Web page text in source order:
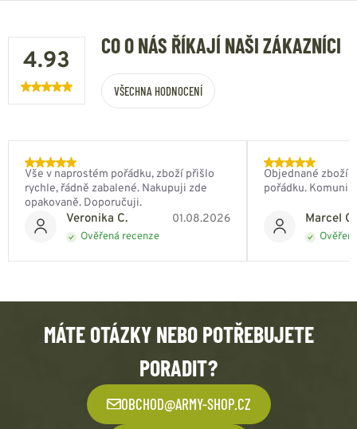
4.93
CO O NÁS ŘÍKAJÍ NAŠI ZÁKAZNÍCI
VŠECHNA HODNOCENÍ
Veronika C. 01.08.2026
Ověřená recenze
Vše v naprostém pořádku, zboží přišlo
rychle, řádně zabalené. Nakupuji zde
opakovaně. Doporučuji.
Marcel
Objednané zboží
pořádku.
MÁTE OTÁZKY NEBO POTŘEBUJETE
PORADIT?
OBCHOD@ARMY-SHOP.CZ